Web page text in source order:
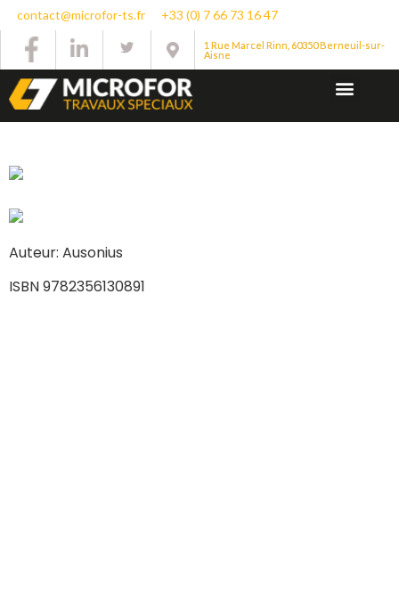
contact@microfor-ts.fr +33 (0) 7 66 73 16 47
1 Rue Marcel Rinn, 60350 Berneuil-sur-
Aisne
Auteur: Ausonius
ISBN 9782356130891